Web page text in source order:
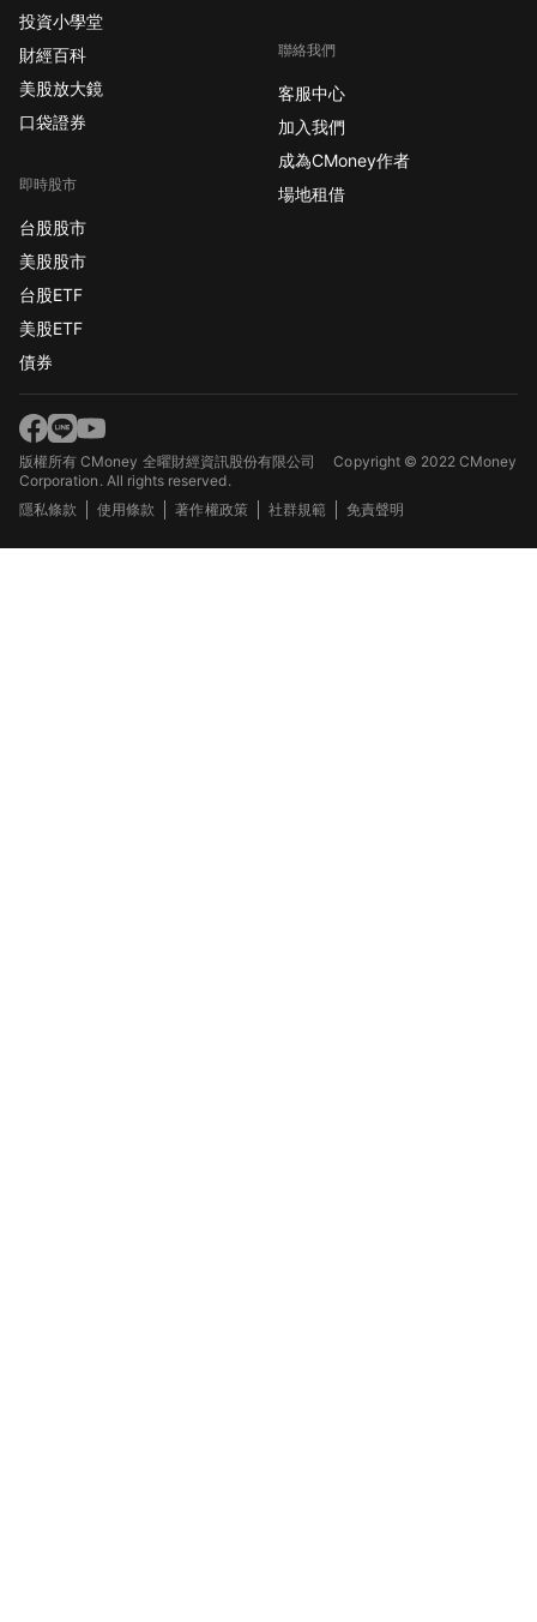
投資小學堂
財經百科
美股放大鏡
口袋證券
即時股市
台股股市
美股股市
台股ETF
美股ETF
債券
聯絡我們
客服中心
加入我們
成為CMoney作者
場地租借
版權所有 CMoney 全曜財經資訊股份有限公司Copyright © 2022 CMoney
Corporation. All rights reserved.
隱私條款
使用條款 著作權政策 社群規範 免責聲明